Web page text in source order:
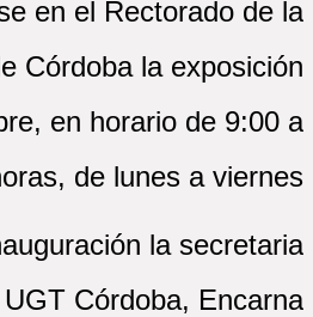
en el Rectorado de la
Córdoba la exposición
en horario de 9:00 a
de lunes a viernes.
la secretaria
Córdoba, Encarna